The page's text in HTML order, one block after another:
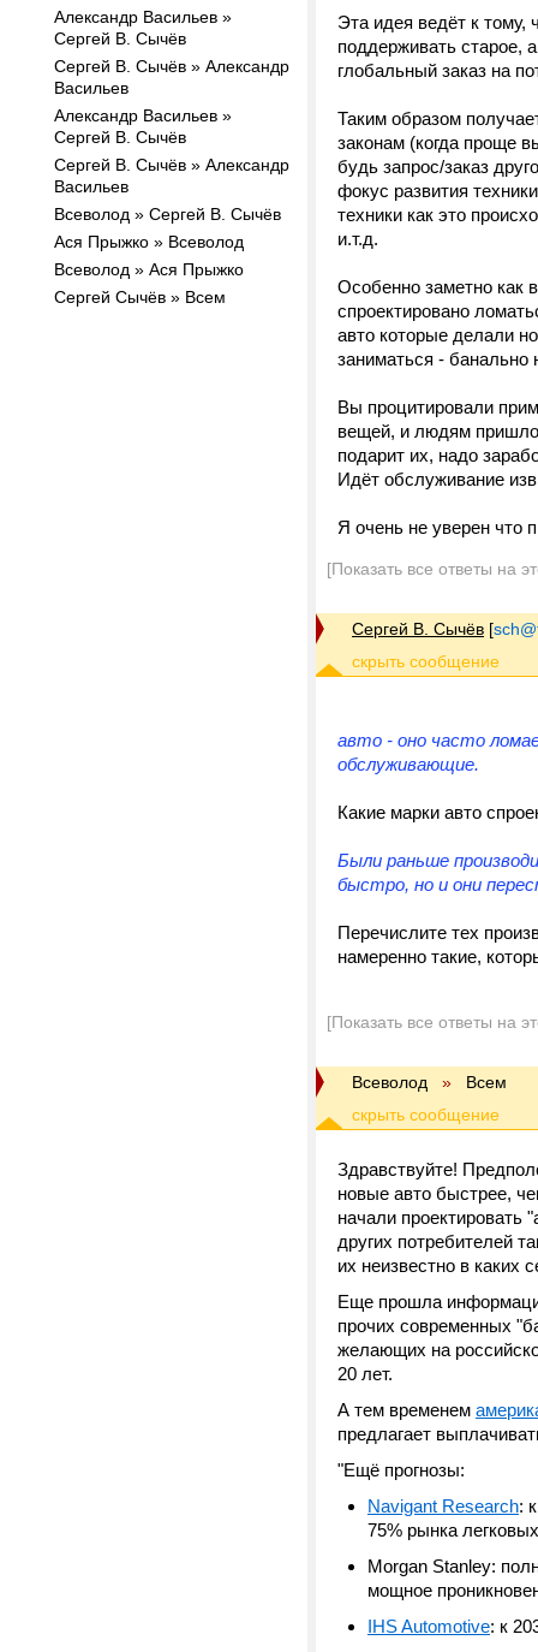
Александр Васильев »
Сергей В. Сычёв
Сергей В. Сычёв » Александр
Васильев
Александр Васильев »
Сергей В. Сычёв
Сергей В. Сычёв » Александр
Васильев
Всеволод » Сергей В. Сычёв
Ася Прыжко » Всеволод
Всеволод » Ася Прыжко
Сергей Сычёв » Всем
Эта идея ведёт к тому,
поддерживать старое,
глобальный заказ на
Таким образом
законам (когда проще
будь запрос/заказ
фокус развития
техники как это
и.т.д.
Особенно заметно как
спроектировано
авто которые делали
заниматься - банально
Вы процитировали
вещей, и людям
подарит их, надо
Идёт обслуживание
Я очень не уверен что
[Показать все ответы на
Сергей В. Сычёв [
авто - оно часто
обслуживающие.
Какие марки авто
Были раньше
быстро, но и они
Перечислите тех
намеренно такие,
[Показать все ответы на
Всеволод » Всем
Здравствуйте!
новые авто быстрее,
начали проектировать
других потребителей
их неизвестно в каких
Еще прошла
прочих современных
желающих на
20 лет.
А тем временем
предлагает
"Ещё прогнозы:
Navigant Research:
75% рынка
Morgan Stanley:
мощное
IHS Automotive: к